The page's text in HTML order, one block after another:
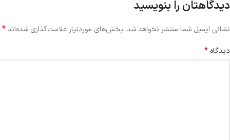
دیدگاهتان را بنویسید
نشانی ایمیل شما منتشر نخواهد شد. بخش‌های موردنیاز علامت‌گذاری شده‌اند*
دیدگاه *